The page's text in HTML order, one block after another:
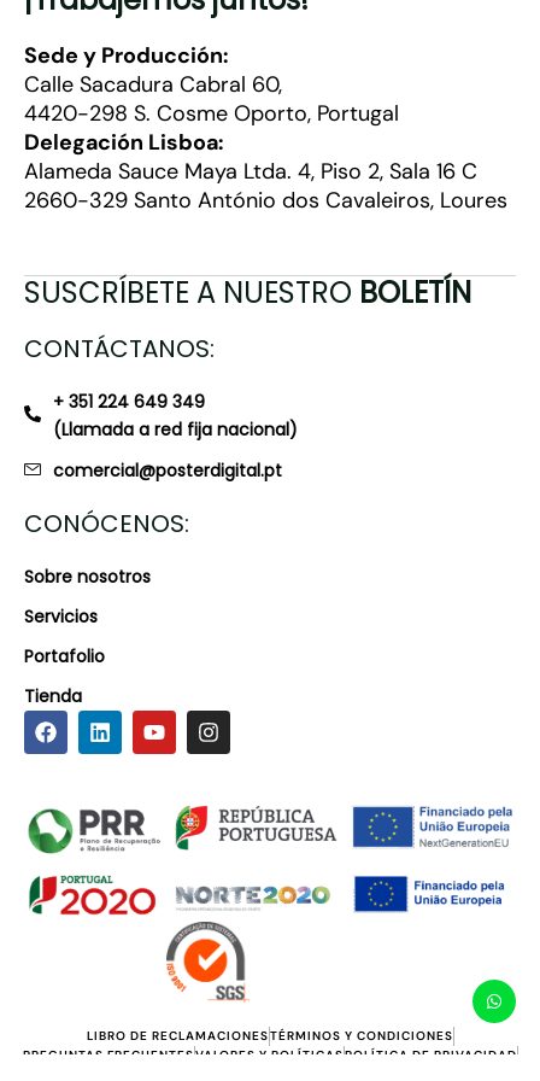
Sede y Producción:
Calle Sacadura Cabral 60,
4420-298 S. Cosme Oporto, Portugal
Delegación Lisboa:
Alameda Sauce Maya Ltda. 4, Piso 2, Sala 16 C
2660-329 Santo António dos Cavaleiros, Loures
SUSCRÍBETE A NUESTRO BOLETÍN
CONTÁCTANOS:
+ 351 224 649 349
(Llamada a red fija nacional)
comercial@posterdigital.pt
CONÓCENOS:
Sobre nosotros
Servicios
Portafolio
Tienda
LIBRO DE RECLAMACIONESTÉRMINOS Y CONDICIONES
PREGUNTAS FRECUENTESVALORES Y POLÍTICASPOLÍTICA DE PRIVACIDAD